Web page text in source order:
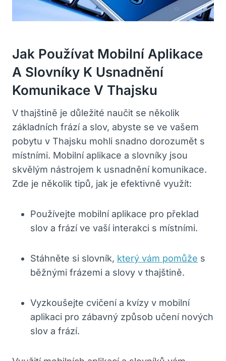
Jak Používat Mobilní Aplikace
‍a Slovníky K Usnadnění⁢
Komunikace V Thajsku
V thajštině je důležité naučit se ​několik‌
základních⁢ frází a slov, abyste se ve vašem
pobytu v Thajsku mohli snadno dorozumět s
místními. Mobilní ‌aplikace a slovníky jsou
skvělým⁢ nástrojem ​k usnadnění komunikace.
Zde je několik tipů, ⁣jak je efektivně využít:
Používejte mobilní aplikace pro překlad
slov a frází⁢ ve vaší interakci s⁣ místními.
Stáhněte si slovník,​ který vám pomůže s
běžnými frázemi a slovy v‍ thajštině.
Vyzkoušejte ⁣cvičení ⁣a kvízy v mobilní
aplikaci pro zábavný způsob učení nových
slov a frází.